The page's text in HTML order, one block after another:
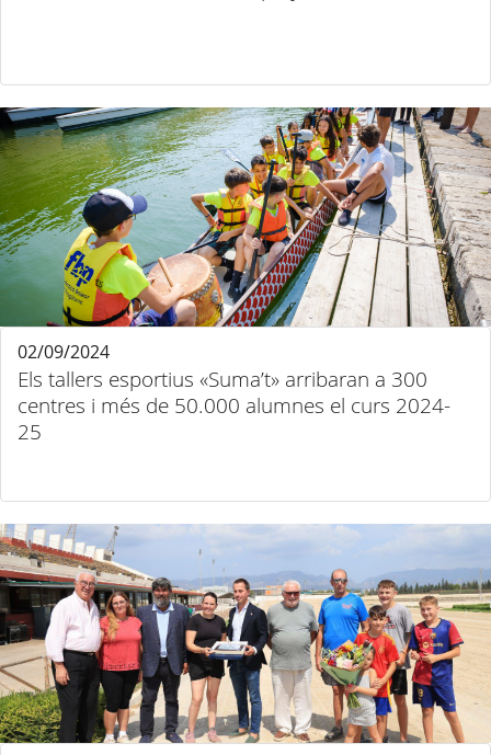
Els tallers esportius «Suma’t» arribaran a 300
centres i més de 50.000 alumnes el curs 2024-
25
02/09/2024